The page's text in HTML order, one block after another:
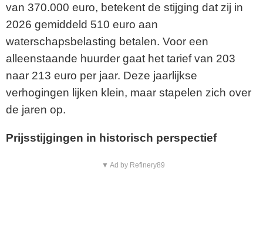
van 370.000 euro, betekent de stijging dat zij in
2026 gemiddeld 510 euro aan
waterschapsbelasting betalen. Voor een
alleenstaande huurder gaat het tarief van 203
naar 213 euro per jaar. Deze jaarlijkse
verhogingen lijken klein, maar stapelen zich over
de jaren op.
Prijsstijgingen in historisch perspectief
▼ Ad by Refinery89